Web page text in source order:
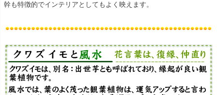
幹も特徴的でインテリアとしてもよく映えます。